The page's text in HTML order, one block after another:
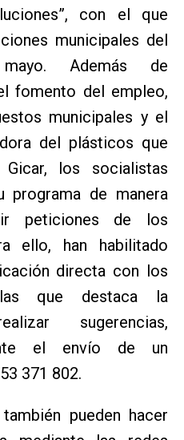
con el que
municipales del
Además de
fomento del empleo,
municipales y el
del plásticos que
los socialistas
programa de manera
peticiones de los
ello, han habilitado
directa con los
que destaca la
sugerencias,
el envío de un
371 802.
pueden hacer